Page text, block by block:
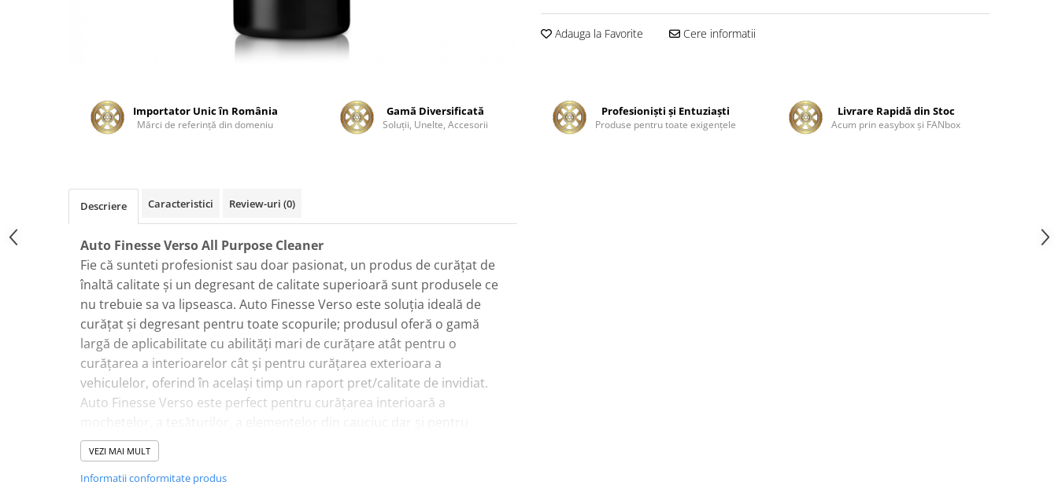
Tratamente şi Întreţinere
Plastice
Recondiţionare Piele
Mănuşi Spălare
Prosoape Uscare
Aplicatoare Microfibră
Accesorii Detailing Auto
Pulverizatoare
Adauga la Favorite Cere informatii
Importator Unic în România
Mărci de referinţă din domeniu
Gamă Diversificată
Soluţii, Unelte, Accesorii
Profesionişti şi Entuziaşti
Produse pentru toate exigenţele
Livrare Rapidă din Stoc
Acum prin easybox şi FANbox
Descriere Caracteristici Review-uri (0)
Auto Finesse Verso All Purpose Cleaner
Fie că sunteti profesionist sau doar pasionat, un produs de curățat de
înaltă calitate și un degresant de calitate superioară sunt produsele ce
nu trebuie sa va lipseasca. Auto Finesse Verso este soluția ideală de
curățat și degresant pentru toate scopurile; produsul oferă o gamă
largă de aplicabilitate cu abilități mari de curățare atât pentru o
curățarea a interioarelor cât și pentru curățarea exterioara a
vehiculelor, oferind în același timp un raport pret/calitate de invidiat.
Auto Finesse Verso este perfect pentru curățarea interioară a
curățarea motorului, balamalelor ușilor, anvelopelor. Pur și simplu
alegeți dilutia recomandata care se potrivește nevoilor dvs. și urmați
instrucțiunile.
VEZI MAI MULT
Informatii conformitate produs